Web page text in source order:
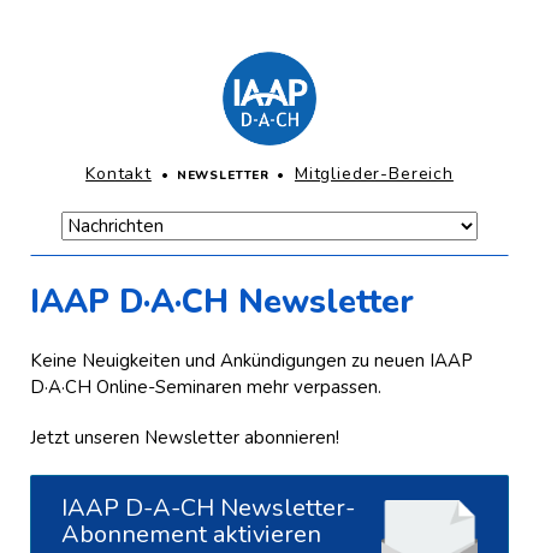
Navigation
KOPFNAVIGATION
Kontakt NEWSLETTER Mitglieder-Bereich
Navigation
überspringen
Hauptmenü-
IAAP D·A·CH Newsletter
Keine Neuigkeiten und Ankündigungen zu neuen IAAP
D·A·CH Online-Seminaren mehr verpassen.
Jetzt unseren Newsletter abonnieren!
IAAP D-A-CH Newsletter-
Abonnement aktivieren